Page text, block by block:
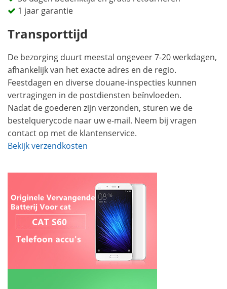
1 jaar garantie
Transporttijd
De bezorging duurt meestal ongeveer 7-20 werkdagen,
afhankelijk van het exacte adres en de regio.
Feestdagen en diverse douane-inspecties kunnen
vertragingen in de postdiensten beïnvloeden.
Nadat de goederen zijn verzonden, sturen we de
bestelquerycode naar uw e-mail. Neem bij vragen
contact op met de klantenservice.
Bekijk verzendkosten